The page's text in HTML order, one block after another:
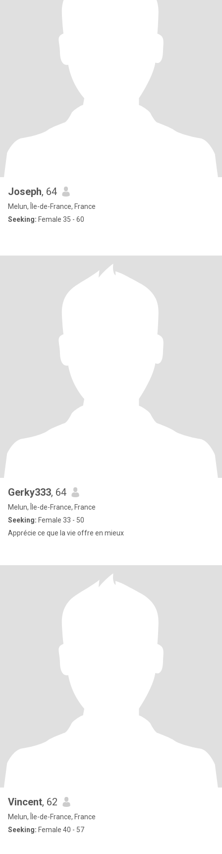
Joseph, 64
Melun, Île-de-France, France
Seeking: Female 35 - 60
Gerky333, 64
Melun, Île-de-France, France
Seeking: Female 33 - 50
Apprécie ce que la vie offre en mieux
Vincent, 62
Melun, Île-de-France, France
Seeking: Female 40 - 57